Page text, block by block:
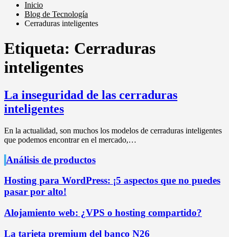
Inicio
Blog de Tecnología
Cerraduras inteligentes
Etiqueta: Cerraduras
inteligentes
La inseguridad de las cerraduras
inteligentes
En la actualidad, son muchos los modelos de cerraduras inteligentes
que podemos encontrar en el mercado,…
Análisis de productos
Hosting para WordPress: ¡5 aspectos que no puedes
pasar por alto!
Alojamiento web: ¿VPS o hosting compartido?
La tarjeta premium del banco N26